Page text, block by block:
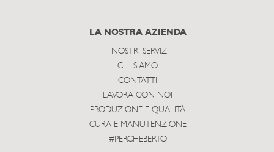
subscribe
LA NOSTRA AZIENDA
I NOSTRI SERVIZI
CHI SIAMO
CONTATTI
LAVORA CON NOI
PRODUZIONE E QUALITÀ
CURA E MANUTENZIONE
#PERCHEBERTO